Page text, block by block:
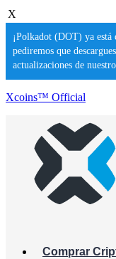
X
¡Polkadot (DOT) ya
pediremos que
actualizaciones de
Xcoins™ Official
Comprar